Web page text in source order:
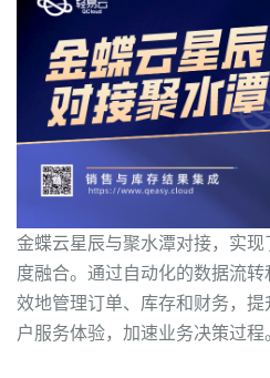
金蝶云星辰与聚水潭对接，实
度融合。通过自动化的数据流
效地管理订单、库存和财务，
户服务体验，加速业务决策过程。